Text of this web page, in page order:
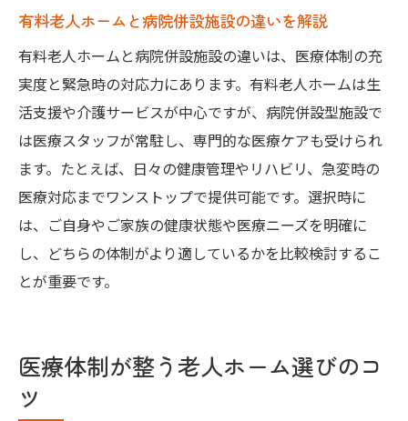
認知症対応力が高い有料老人ホームを比較
介護付き有料老人ホームの医療体制評価
家族も安心できる老人ホーム選びの秘訣
家族も納得できる老人ホーム選びのコツと
は
病院併設老人ホームで得られる家族の安心
感
医療体制が重要な老人ホーム選びのポイン
ト
認知症や重度要介護にも対応する施設を探
医者がいる老人ホームで家族の負担を軽減
有料老人ホームと病院併設施設の違いを解説
有料老人ホームと病院併設施設の違いは、医療体制の充
実度と緊急時の対応力にあります。有料老人ホームは生
活支援や介護サービスが中心ですが、病院併設型施設で
は医療スタッフが常駐し、専門的な医療ケアも受けられ
ます。たとえば、日々の健康管理やリハビリ、急変時の
医療対応までワンストップで提供可能です。選択時に
は、ご自身やご家族の健康状態や医療ニーズを明確に
し、どちらの体制がより適しているかを比較検討するこ
とが重要です。
医療体制が整う老人ホーム選びのコ
ツ